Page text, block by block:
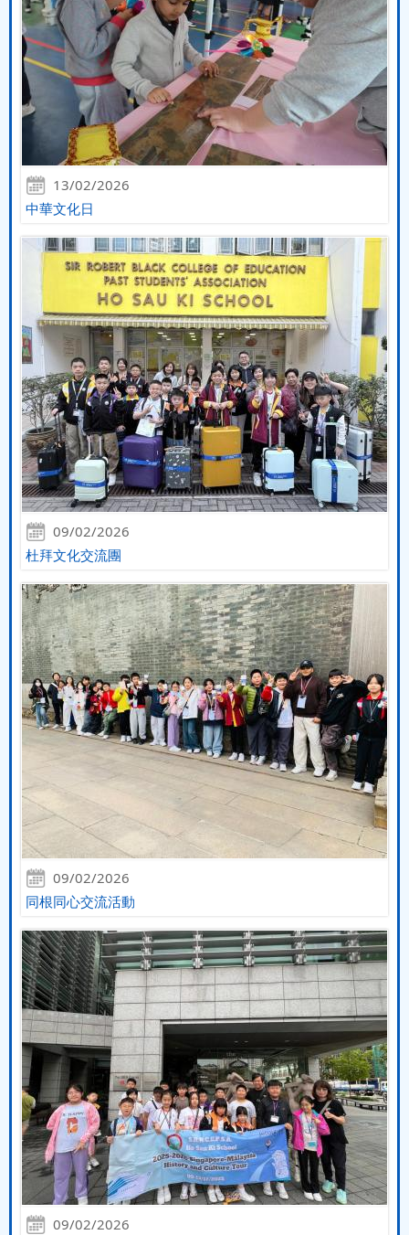
13/02/2026
中華文化日
09/02/2026
杜拜文化交流團
09/02/2026
同根同心交流活動
09/02/2026